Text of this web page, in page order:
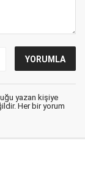
yazan kişiye
Her bir yorum